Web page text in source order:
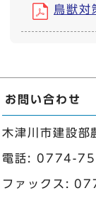
鳥獣
お問い合わせ
木津川市建設部
電話: 0774-
ファックス: